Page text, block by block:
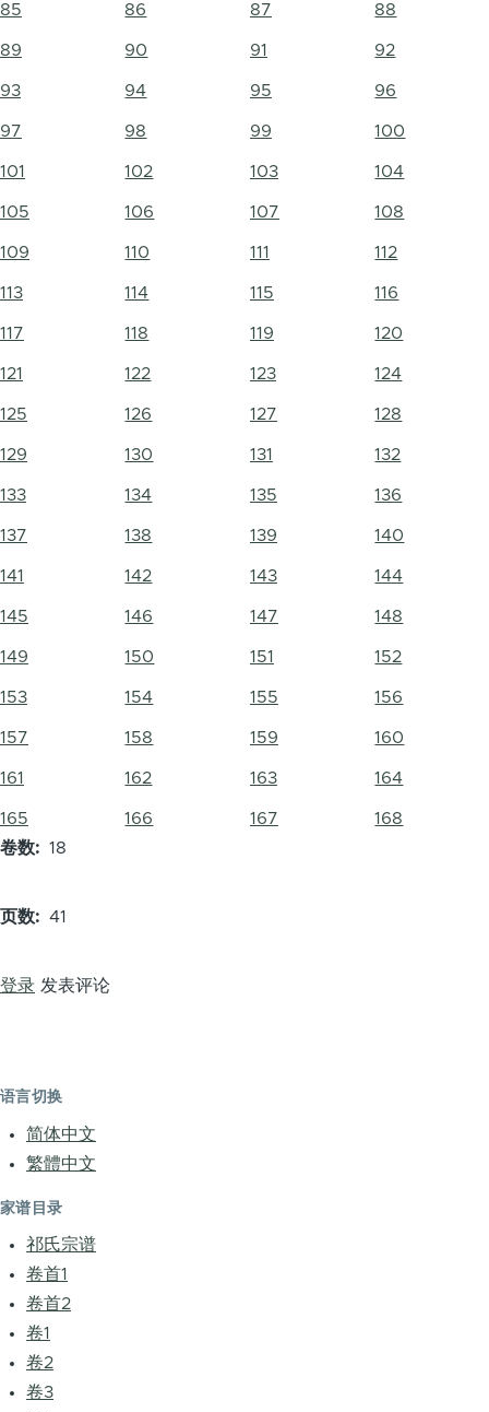
85 86 87 88
89 90 91 92
93 94 95 96
97 98 99 100
101 102 103 104
105 106 107 108
109 110 111 112
113 114 115 116
117 118 119 120
121 122 123 124
125 126 127 128
129 130 131 132
133 134 135 136
137 138 139 140
141 142 143 144
145 146 147 148
149 150 151 152
153 154 155 156
157 158 159 160
161 162 163 164
165 166 167
168
卷数
18
页数 41
登录 发表评论
语言切换
简体中文
繁體中文
家谱目录
祁氏宗谱
卷首1
卷首2
卷1
卷2
卷3